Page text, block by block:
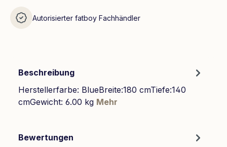
Autorisierter fatboy Fachhändler
Beschreibung
Herstellerfarbe: BlueBreite:180 cmTiefe:140
cmGewicht: 6.00 kg Mehr
Bewertungen